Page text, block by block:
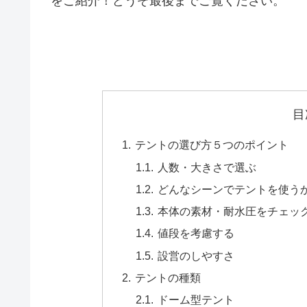
テントの選び方５つのポイント
人数・大きさで選ぶ
どんなシーンでテントを使う
本体の素材・耐水圧をチェッ
値段を考慮する
設営のしやすさ
テントの種類
ドーム型テント